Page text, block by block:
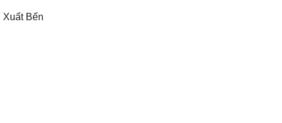
Xuất Bến